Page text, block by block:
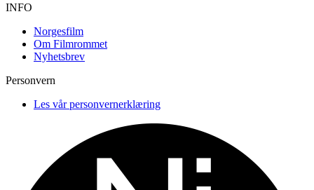
INFO
Norgesfilm
Om Filmrommet
Nyhetsbrev
Personvern
Les vår personvernerklæring